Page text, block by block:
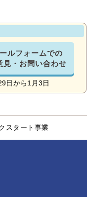
ルフォームでの
見・お問い合わせ
日から1月3日
スタート事業